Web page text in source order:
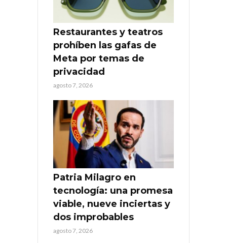
Restaurantes y teatros
prohíben las gafas de
Meta por temas de
privacidad
agosto 7, 2026
Patria Milagro en
tecnología: una promesa
viable, nueve inciertas y
dos improbables
agosto 7, 2026